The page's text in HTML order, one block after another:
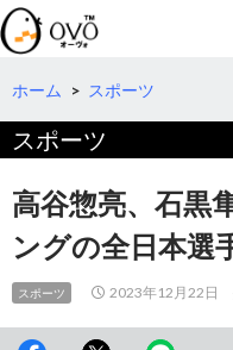
検
索
コ
テ
へ
移
動
ホーム > スポーツ
スポーツ
高谷惣亮、石黒
ングの全日本選
スポーツ 2023年12月22日